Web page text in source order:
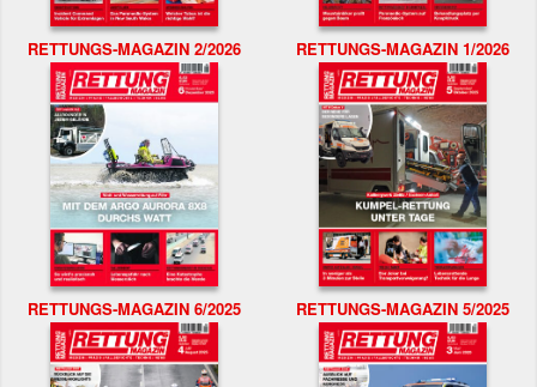
RETTUNGS-MAGAZIN 2/2026 RETTUNGS-MAGAZIN 1/2026
RETTUNGS-MAGAZIN 6/2025 RETTUNGS-MAGAZIN 5/2025